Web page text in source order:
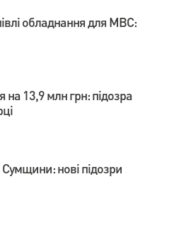
обладнання для МВС:
на 13,9 млн грн: підозра
Сумщини: нові підозри